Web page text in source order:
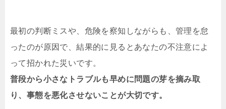
最初の判断ミスや、危険を察知しながらも、管理を怠
ったのが原因で、結果的に見るとあなたの不注意によ
って招かれた災いです。
普段から小さなトラブルも早めに問題の芽を摘み取
り、事態を悪化させないことが大切です。